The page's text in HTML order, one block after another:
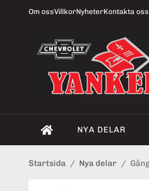
Om ossVillkorNyheterKontakta oss
NYA DELAR
Startsida / Nya delar /